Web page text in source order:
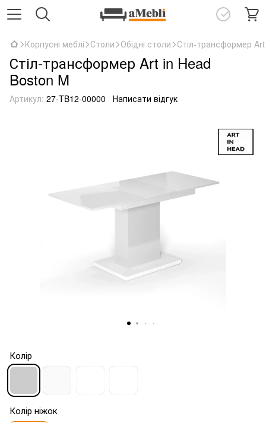
Корпусні меблі Столи Обідні столи Стіл-трансформер
Стіл-трансформер Art in Head
Boston M
Артикул: 27-TB12-00000 Написати відгук
Колір
Колір ніжок